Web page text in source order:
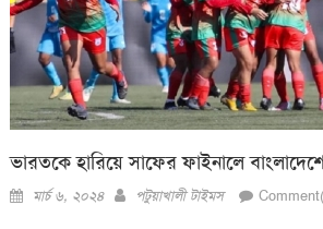
ভারতকে হারিয়ে সাফের ফাইনালে
Posted
মার্চ ৬, ২০২৪ Author
পটুয়াখালী টাইমস